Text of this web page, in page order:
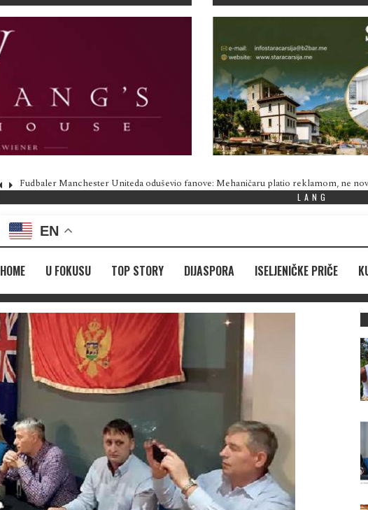
Fudbaler Manchester Uniteda oduševio fanove: Mehaničaru platio reklamom, ne
LANG
EN
HOME U FOKUSU TOP STORY DIJASPORA ISELJENIČKE PRIČE